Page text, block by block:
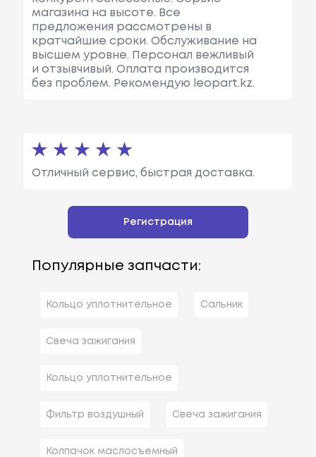
магазина на высоте. Все
предложения рассмотрены в
кратчайшие сроки. Обслуживание на
высшем уровне. Персонал вежливый
и отзывчивый. Оплата производится
без проблем. Рекомендую leopart.kz.
Отличный сервис, быстрая доставка.
Регистрация
Популярные запчасти:
Кольцо уплотнительное Сальник
Свеча зажигания
Кольцо уплотнительное
Фильтр воздушный Свеча зажигания
Колпачок маслосъемный